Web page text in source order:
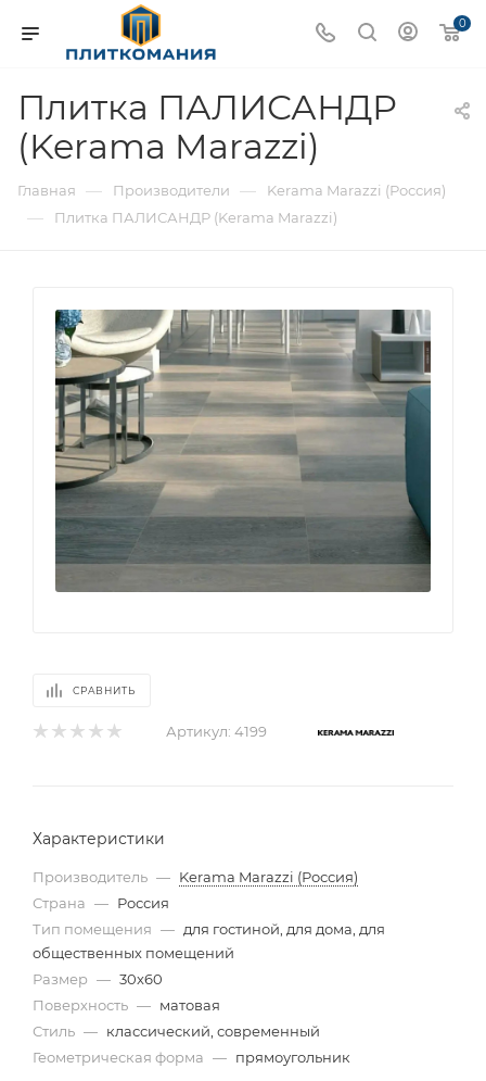
0
Плитка ПАЛИСАНДР
(Kerama Marazzi)
Главная — Производители — Kerama Marazzi (Россия)
— Плитка ПАЛИСАНДР (Kerama Marazzi)
СРАВНИТЬ
Артикул: 4199
Характеристики
Производитель — Kerama Marazzi (Россия)
Страна — Россия
Тип помещения — для гостиной, для дома, для
общественных помещений
Размер — 30x60
Поверхность — матовая
Стиль — классический, современный
Геометрическая форма — прямоугольник